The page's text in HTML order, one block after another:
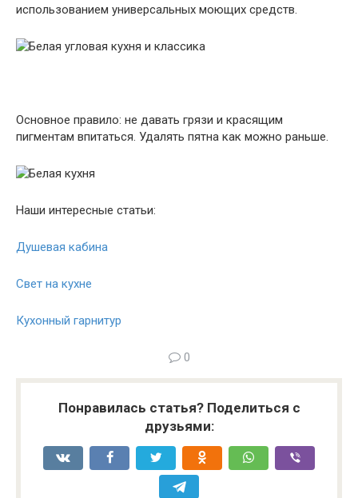
использованием универсальных моющих средств.
Основное правило: не давать грязи и красящим
пигментам впитаться. Удалять пятна как можно раньше.
Наши интересные статьи:
Душевая кабина
Свет на кухне
Кухонный гарнитур
0
Понравилась статья? Поделиться с
друзьями: